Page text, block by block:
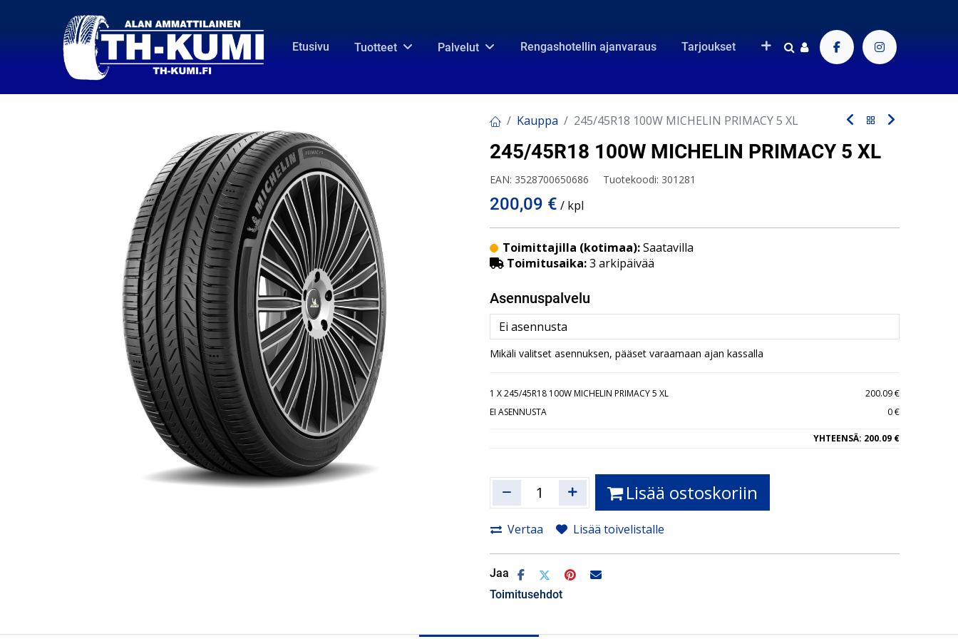
Etusivu Tuotteet Palvelut Rengashotellin ajanvaraus Tarjoukset
Kauppa 245/45R18 100W MICHELIN PRIMACY 5 XL
245/45R18 100W MICHELIN PRIMACY 5 XL
EAN: 3528700650686 Tuotekoodi: 301281
200,09 € / kpl
Toimittajilla (kotimaa):Saatavilla
Toimitusaika:3 arkipäivää
Asennuspalvelu
Mikäli valitset asennuksen, pääset varaamaan ajan kassalla
1 X 245/45R18 100W MICHELIN PRIMACY 5 XL
200.09 €
EI ASENNUSTA
0 €
YHTEENSÄ: 200.09 €
Lisää ostoskoriin
Vertaa Lisää toivelistalle
Jaa
Toimitusehdot